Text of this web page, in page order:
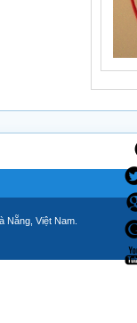
Nẵng, Việt Nam.